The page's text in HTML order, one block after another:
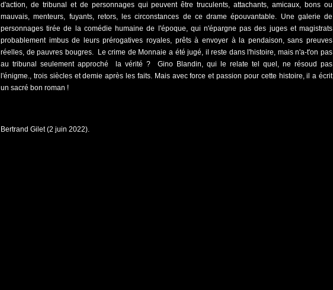
d'action, de tribunal et de personnages qui peuvent être truculents, attachants, amicaux, bons ou
mauvais, menteurs, fuyants, retors, les circonstances de ce drame épouvantable. Une galerie de
personnages tirée de la comédie humaine de l'époque, qui n'épargne pas des juges et magistrats
probablement imbus de leurs prérogatives royales, prêts à envoyer à la pendaison, sans preuves
réelles, de pauvres bougres. Le crime de Monnaie a été jugé, il reste dans l'histoire, mais n'a-t'on pas
au tribunal seulement approché la vérité ? Gino Blandin, qui le relate tel quel, ne résoud pas
l'énigme., trois siècles et demie après les faits. Mais avec force et passion pour cette histoire, il a écrit
un sacré bon roman !
Bertrand Gilet (2 juin 2022).